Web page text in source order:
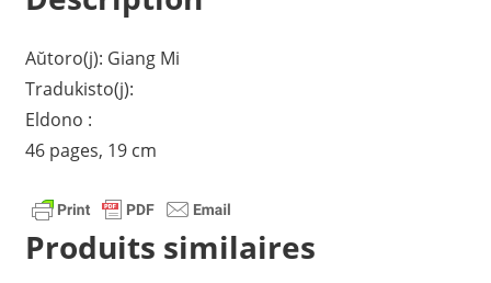
Aŭtoro(j): Giang Mi
Tradukisto(j):
Eldono :
46 pages, 19 cm
Produits similaires